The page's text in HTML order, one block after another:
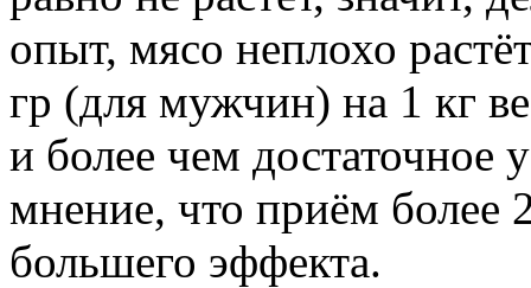
опыт, мясо неплохо
гр (для мужчин) на 1 кг
и более чем достаточное
мнение, что приём более
большего эффекта.